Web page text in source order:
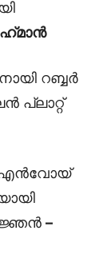
റബ്ബർ
പ്ലാറ്റ്
എൻവോയ്
–